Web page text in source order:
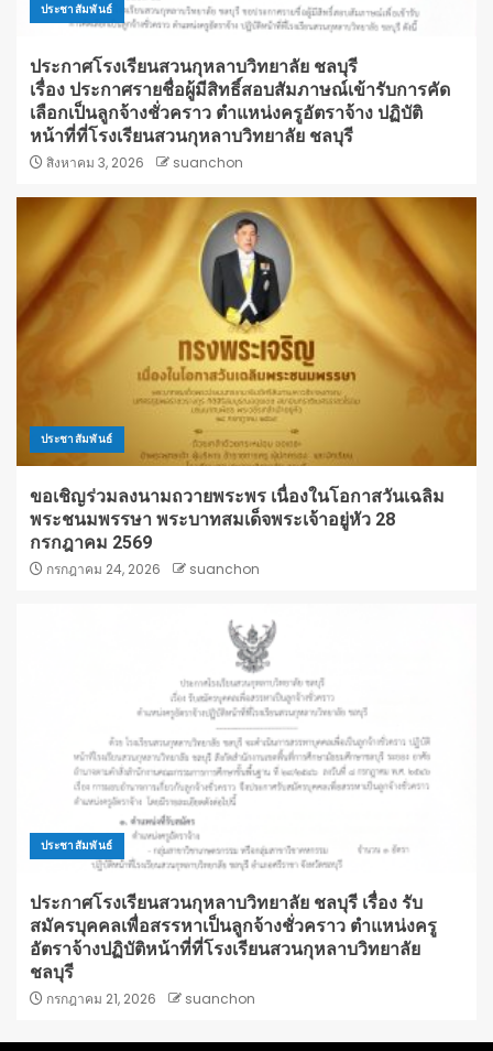
ประชาสัมพันธ์
ประกาศโรงเรียนสวนกุหลาบวิทยาลัย ชลบุรี
เรื่อง ประกาศรายชื่อผู้มีสิทธิ์สอบสัมภาษณ์เข้ารับการคัด
เลือกเป็นลูกจ้างชั่วคราว ตำแหน่งครูอัตราจ้าง ปฏิบัติ
หน้าที่ที่โรงเรียนสวนกุหลาบวิทยาลัย ชลบุรี
สิงหาคม 3, 2026 suanchon
ประชาสัมพันธ์
ขอเชิญร่วมลงนามถวายพระพร เนื่องในโอกาสวันเฉลิม
พระชนมพรรษา พระบาทสมเด็จพระเจ้าอยู่หัว 28
กรกฎาคม 2569
กรกฎาคม 24, 2026 suanchon
ประชาสัมพันธ์
ประกาศโรงเรียนสวนกุหลาบวิทยาลัย ชลบุรี เรื่อง รับ
สมัครบุคคลเพื่อสรรหาเป็นลูกจ้างชั่วคราว ตำแหน่งครู
อัตราจ้างปฏิบัติหน้าที่ที่โรงเรียนสวนกุหลาบวิทยาลัย
ชลบุรี
กรกฎาคม 21, 2026 suanchon